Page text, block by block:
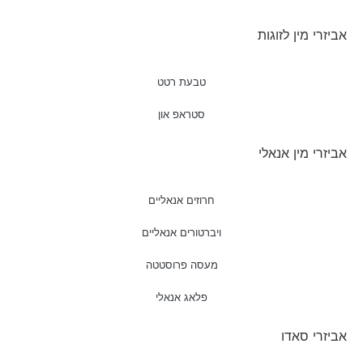
אביזרי מין לזוגות
טבעת רטט
סטראפ און
אביזרי מין אנאלי
חרוזים אנאליים
ויברטורים אנאליים
מעסה פרוסטטה
פלאג אנאלי
אביזרי סאדו